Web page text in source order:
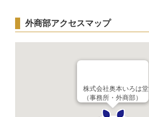
外商部アクセスマップ
株式会社奥本いろは堂
（事務所・外商部）